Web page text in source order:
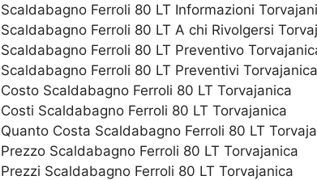
Scaldabagno Ferroli 80 LT Informazioni
Scaldabagno Ferroli 80 LT A chi Rivolgersi
Scaldabagno Ferroli 80 LT Preventivo
Scaldabagno Ferroli 80 LT Preventivi Torvajanica
Costo Scaldabagno Ferroli 80 LT Torvajanica
Costi Scaldabagno Ferroli 80 LT Torvajanica
Quanto Costa Scaldabagno Ferroli 80 LT
Prezzo Scaldabagno Ferroli 80 LT Torvajanica
Prezzi Scaldabagno Ferroli 80 LT Torvajanica